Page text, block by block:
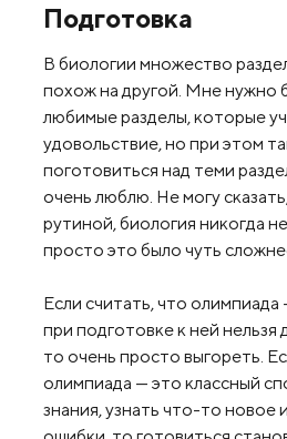
Подготовка
В биологии множество
похож на другой. Мне нужно
любимые разделы, которые
удовольствие, но при этом
поготовиться над теми
очень люблю. Не могу
рутиной, биология никогда
просто это было чуть
Если считать, что олимпиада
при подготовке к ней нельзя
то очень просто выгореть.
олимпиада — это классный
знания, узнать что-то новое